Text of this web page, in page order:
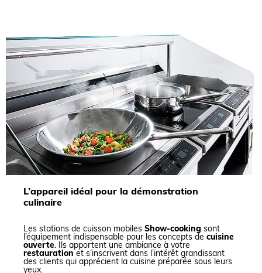
L’appareil idéal pour la démonstration
culinaire
Les stations de cuisson mobiles Show-cooking sont
l’équipement indispensable pour les concepts de cuisine
ouverte. Ils apportent une ambiance à votre
restauration et s’inscrivent dans l’intérêt grandissant
des clients qui apprécient la cuisine préparée sous leurs
yeux.